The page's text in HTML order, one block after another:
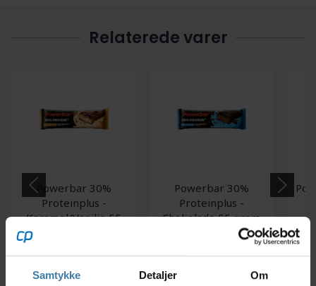
Samtykke Detaljer Om
Relaterede varer
Powerbar 30%
Proteinplus -
Karamel/Vanilje 55
Powerbar 30%
Proteinplus -
Chokolade 55 gram